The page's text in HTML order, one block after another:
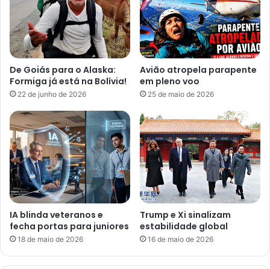
De Goiás para o Alaska:
Formiga já está na Bolívia!
22 de junho de 2026
Avião atropela parapente
em pleno voo
25 de maio de 2026
IA blinda veteranos e
fecha portas para juniores
18 de maio de 2026
Trump e Xi sinalizam
estabilidade global
16 de maio de 2026